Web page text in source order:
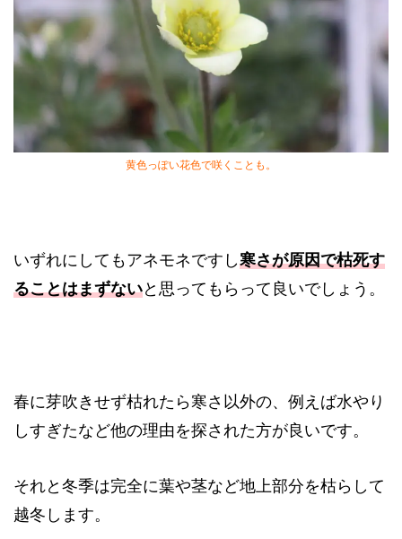
黄色っぽい花色で咲くことも。
いずれにしてもアネモネですし寒さが原因で枯死す
ることはまずないと思ってもらって良いでしょう。
春に芽吹きせず枯れたら寒さ以外の、例えば水やり
しすぎたなど他の理由を探された方が良いです。
それと冬季は完全に葉や茎など地上部分を枯らして
越冬します。